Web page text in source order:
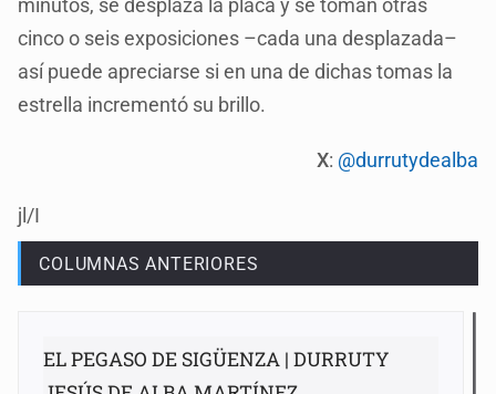
minutos, se desplaza la placa y se toman otras
cinco o seis exposiciones –cada una desplazada–
así puede apreciarse si en una de dichas tomas la
estrella incrementó su brillo.
X: @durrutydealba
jl/I
COLUMNAS ANTERIORES
EL PEGASO DE SIGÜENZA | DURRUTY